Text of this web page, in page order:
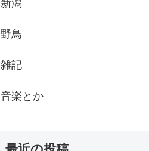
新潟
野鳥
雑記
音楽とか